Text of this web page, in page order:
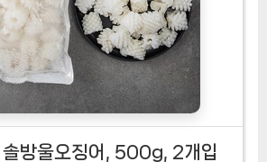
솔방울오징어, 500g, 2개입